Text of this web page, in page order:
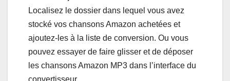
Localisez le dossier dans lequel vous avez
stocké vos chansons Amazon achetées et
ajoutez-les à la liste de conversion. Ou vous
pouvez essayer de faire glisser et de déposer
les chansons Amazon MP3 dans l’interface du